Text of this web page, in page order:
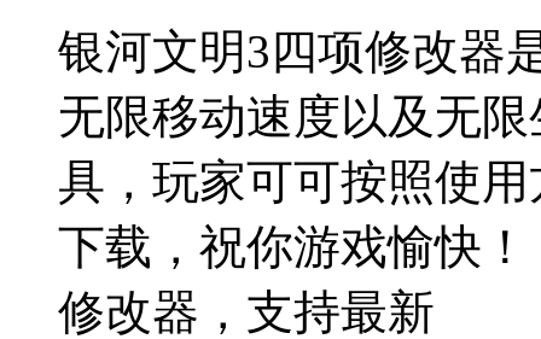
银河文明3四项修改器
无限移动速度以及无
具，玩家可可按照使
下载，祝你游戏愉快
修改器，支持最新